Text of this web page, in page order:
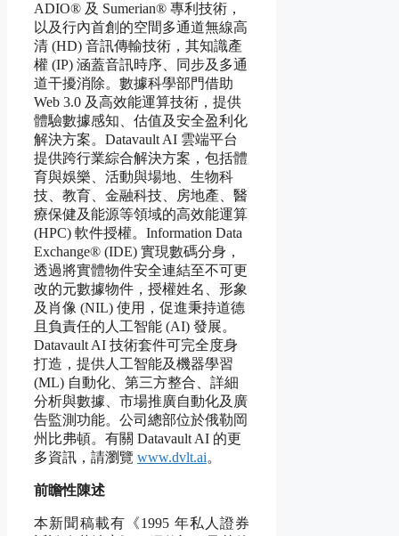
ADIO® 及 Sumerian® 專利技術，
以及行內首創的空間多通道無線高
清 (HD) 音訊傳輸技術，其知識產
權 (IP) 涵蓋音訊時序、同步及多通
道干擾消除。數據科學部門借助
Web 3.0 及高效能運算技術，提供
體驗數據感知、估值及安全盈利化
解決方案。Datavault AI 雲端平台
提供跨行業綜合解決方案，包括體
育與娛樂、活動與場地、生物科
技、教育、金融科技、房地產、醫
療保健及能源等領域的高效能運算
(HPC) 軟件授權。Information Data
Exchange® (IDE) 實現數碼分身，
透過將實體物件安全連結至不可更
改的元數據物件，授權姓名、形象
及肖像 (NIL) 使用，促進秉持道德
且負責任的人工智能 (AI) 發展。
Datavault AI 技術套件可完全度身
打造，提供人工智能及機器學習
(ML) 自動化、第三方整合、詳細
分析與數據、市場推廣自動化及廣
告監測功能。公司總部位於俄勒岡
州比弗頓。有關 Datavault AI 的更
多資訊，請瀏覽 www.dvlt.ai。
前瞻性陳述
本新聞稿載有《1995 年私人證券